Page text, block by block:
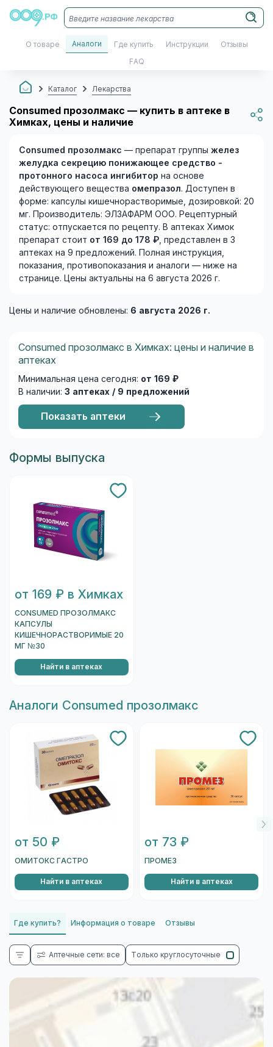
О товаре Аналоги Где купить Инструкции Отзывы
FAQ
Каталог Лекарства
Consumed прозолмакс — купить в аптеке в
Химках, цены и наличие
Consumed прозолмакс — препарат группы желез
желудка секрецию понижающее средство -
протонного насоса ингибитор на основе
действующего вещества омепразол. Доступен в
форме: капсулы кишечнорастворимые, дозировкой: 20
мг. Производитель: ЭЛЗАФАРМ ООО. Рецептурный
статус: отпускается по рецепту. В аптеках Химок
препарат стоит от 169 до 178 ₽, представлен в 3
аптеках на 9 предложений. Полная инструкция,
показания, противопоказания и аналоги — ниже на
странице. Цены актуальны на 6 августа 2026 г.
Цены и наличие обновлены: 6 августа 2026 г.
Consumed прозолмакс в Химках: цены и наличие в
аптеках
Минимальная цена сегодня: от 169 ₽
В наличии: 3 аптеках / 9 предложений
Показать аптеки
Формы выпуска
от 169 ₽ в Химках
CONSUMED ПРОЗОЛМАКС
КАПСУЛЫ
КИШЕЧНОРАСТВОРИМЫЕ 20
МГ №30
Найти в аптеках
Aналоги Consumed прозолмакс
от 50 ₽
ОМИТОКС ГАСТРО
Найти в аптеках
от 73 ₽
ПРОМЕЗ
Найти в аптеках
Где купить? Информация о товаре Отзывы
Аптечные сети: все Только круглосуточные